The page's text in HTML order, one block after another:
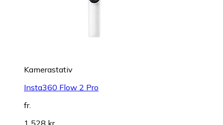
Kamerastativ
Insta360 Flow 2 Pro
fr.
1 528 kr